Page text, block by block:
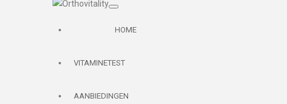
HOME
VITAMINETEST
AANBIEDINGEN